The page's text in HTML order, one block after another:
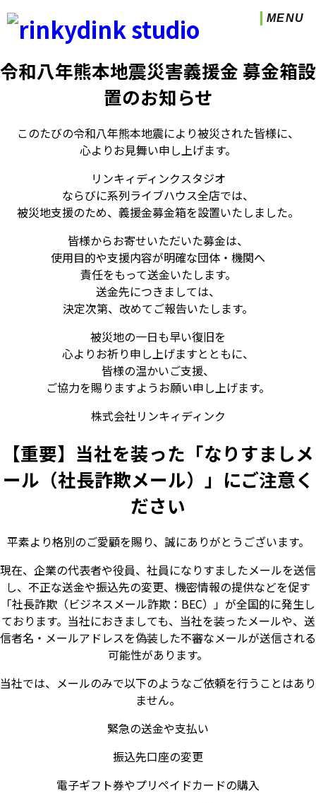
MENU
令和八年熊本地震災害義援金 募金箱設
置のお知らせ
このたびの令和八年熊本地震により被災された皆様に、
心よりお見舞い申し上げます。
リンキィディンクスタジオ
ならびに系列ライブハウス全店では、
被災地支援のため、義援金募金箱を設置いたしました。
皆様からお寄せいただいた募金は、
使用目的や支援内容が明確な団体・機関へ
責任をもって送金いたします。
送金先につきましては、
決定次第、改めてご報告いたします。
被災地の一日も早い復旧を
心よりお祈り申し上げますとともに、
皆様の温かいご支援、
ご協力を賜りますようお願い申し上げます。
株式会社リンキィディンク
【重要】当社を装った「なりすましメ
ール（社長詐欺メール）」にご注意く
ださい
平素より格別のご愛顧を賜り、誠にありがとうございます。
現在、企業の代表者や役員、社員になりすましたメールを送信
し、不正な送金や振込先の変更、機密情報の提供などを促す
「社長詐欺（ビジネスメール詐欺：BEC）」が全国的に発生し
ております。当社におきましても、当社を装ったメールや、送
信者名・メールアドレスを偽装した不審なメールが送信される
可能性があります。
当社では、メールのみで以下のようなご依頼を行うことはあり
ません。
緊急の送金や支払い
振込先口座の変更
電子ギフト券やプリペイドカードの購入